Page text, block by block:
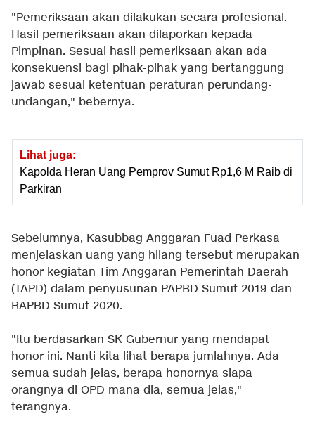
"Pemeriksaan akan dilakukan secara profesional.
Hasil pemeriksaan akan dilaporkan kepada
Pimpinan. Sesuai hasil pemeriksaan akan ada
konsekuensi bagi pihak-pihak yang bertanggung
jawab sesuai ketentuan peraturan perundang-
undangan," bebernya.
Lihat juga:
Kapolda Heran Uang Pemprov Sumut Rp1,6 M Raib di
Parkiran
Sebelumnya, Kasubbag Anggaran Fuad Perkasa
menjelaskan uang yang hilang tersebut merupakan
honor kegiatan Tim Anggaran Pemerintah Daerah
(TAPD) dalam penyusunan PAPBD Sumut 2019 dan
RAPBD Sumut 2020.
"Itu berdasarkan SK Gubernur yang mendapat
honor ini. Nanti kita lihat berapa jumlahnya. Ada
semua sudah jelas, berapa honornya siapa
orangnya di OPD mana dia, semua jelas,"
terangnya.